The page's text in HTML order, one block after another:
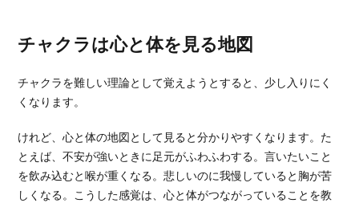
チャクラは心と体を見る地図
チャクラを難しい理論として覚えようとすると、少し入りにく
くなります。
けれど、心と体の地図として見ると分かりやすくなります。た
とえば、不安が強いときに足元がふわふわする。言いたいこと
を飲み込むと喉が重くなる。悲しいのに我慢していると胸が苦
しくなる。こうした感覚は、心と体がつながっていることを教